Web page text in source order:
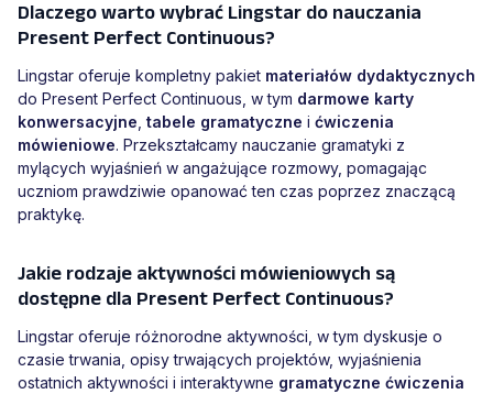
Dlaczego warto wybrać Lingstar do nauczania
Present Perfect Continuous?
Lingstar oferuje kompletny pakiet materiałów dydaktycznych
do Present Perfect Continuous, w tym darmowe karty
konwersacyjne, tabele gramatyczne i ćwiczenia
mówieniowe. Przekształcamy nauczanie gramatyki z
mylących wyjaśnień w angażujące rozmowy, pomagając
uczniom prawdziwie opanować ten czas poprzez znaczącą
praktykę.
Jakie rodzaje aktywności mówieniowych są
dostępne dla Present Perfect Continuous?
Lingstar oferuje różnorodne aktywności, w tym dyskusje o
czasie trwania, opisy trwających projektów, wyjaśnienia
ostatnich aktywności i interaktywne gramatyczne ćwiczenia